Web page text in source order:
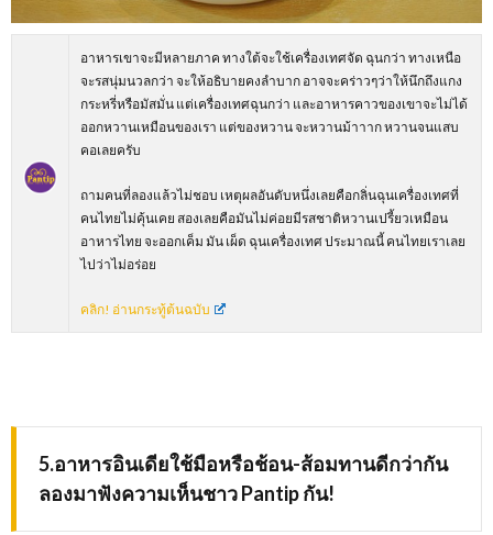
อาหารเขาจะมีหลายภาค ทางใต้จะใช้เครื่องเทศจัด ฉุนกว่า ทางเหนือ
จะรสนุ่มนวลกว่า จะให้อธิบายคงลำบาก อาจจะคร่าวๆว่าให้นึกถึงแกง
กระหรี่หรือมัสมั่น แต่เครื่องเทศฉุนกว่า และอาหารคาวของเขาจะไม่ได้
ออกหวานเหมือนของเรา แต่ของหวาน จะหวานม้าาาก หวานจนแสบ
คอเลยครับ
ถามคนที่ลองแล้วไม่ชอบ เหตุผลอันดับหนึ่งเลยคือกลิ่นฉุนเครื่องเทศที่
คนไทยไม่คุ้นเคย สองเลยคือมันไม่ค่อยมีรสชาติหวานเปรี้ยวเหมือน
อาหารไทย จะออกเค็ม มัน เผ็ด ฉุนเครื่องเทศ ประมาณนี้ คนไทยเราเลย
ไปว่าไม่อร่อย
คลิก! อ่านกระทู้ต้นฉบับ
5.อาหารอินเดียใช้มือหรือช้อน-ส้อมทานดีกว่ากัน
ลองมาฟังความเห็นชาวPantip กัน!